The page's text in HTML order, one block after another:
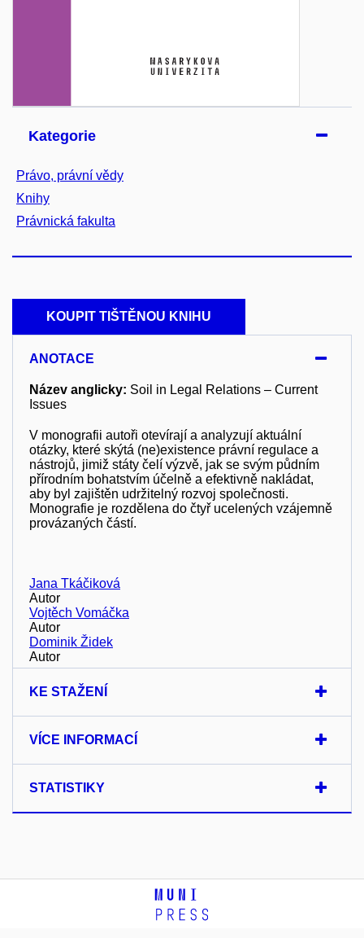
Kategorie
Právo, právní vědy
Knihy
Právnická fakulta
KOUPIT TIŠTĚNOU KNIHU
ANOTACE
Název anglicky: Soil in Legal Relations – Current
Issues
V monografii autoři otevírají a analyzují aktuální
otázky, které skýtá (ne)existence právní regulace a
nástrojů, jimiž státy čelí výzvě, jak se svým půdním
přírodním bohatstvím účelně a efektivně nakládat,
aby byl zajištěn udržitelný rozvoj společnosti.
Monografie je rozdělena do čtyř ucelených vzájemně
provázaných částí.
Jana Tkáčiková
Autor
Vojtěch Vomáčka
Autor
Dominik Židek
Autor
KE STAŽENÍ
VÍCE INFORMACÍ
STATISTIKY